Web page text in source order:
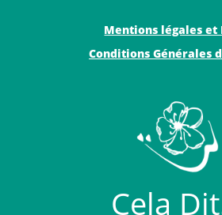
Mentions légales et
Conditions Générales
Cela